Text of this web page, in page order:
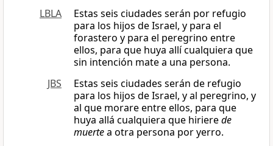
LBLA
Estas seis ciudades serán por refugio
para los hijos de Israel, y para el
forastero y para el peregrino entre
ellos, para que huya allí cualquiera que
sin intención mate a una persona.
JBS
Estas seis ciudades serán de refugio
para los hijos de Israel, y al peregrino, y
al que morare entre ellos, para que
huya allá cualquiera que hirierede
muertea otra persona por yerro.